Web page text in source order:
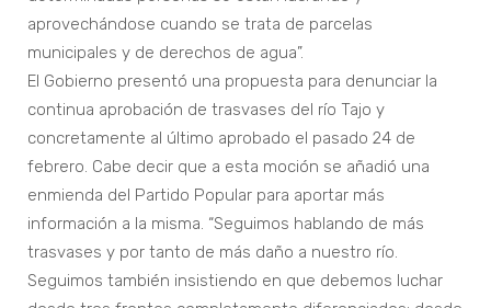
aprovechándose cuando se trata de parcelas
municipales y de derechos de agua”.
El Gobierno presentó una propuesta para denunciar la
continua aprobación de trasvases del río Tajo y
concretamente al último aprobado el pasado 24 de
febrero. Cabe decir que a esta moción se añadió una
enmienda del Partido Popular para aportar más
información a la misma. “Seguimos hablando de más
trasvases y por tanto de más daño a nuestro río.
Seguimos también insistiendo en que debemos luchar